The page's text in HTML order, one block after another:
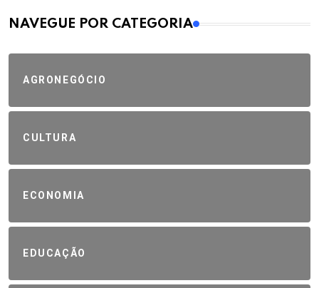
MAIS VISTOS
NAVEGUE POR CATEGORIA
AGRONEGÓCIO
CULTURA
ECONOMIA
EDUCAÇÃO